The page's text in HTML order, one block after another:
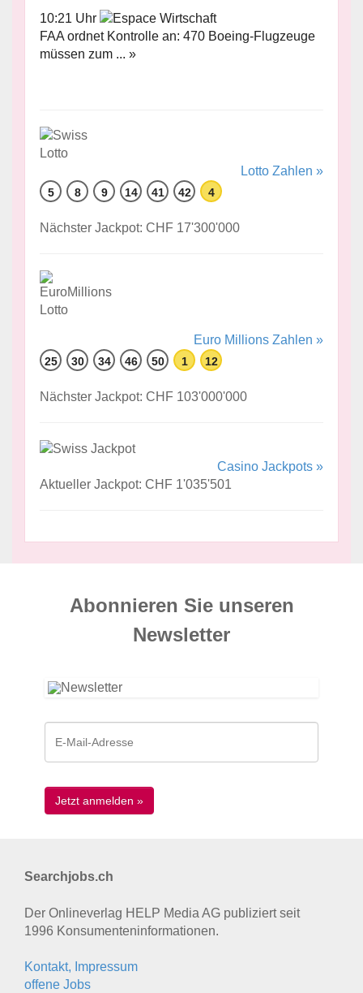
10:21 Uhr
FAA ordnet Kontrolle an: 470 Boeing-Flugzeuge
müssen zum ... »
Lotto Zahlen »
5 8 9 14 41 42 4
Nächster Jackpot: CHF 17'300'000
Euro Millions Zahlen »
25 30 34 46 50 1 12
Nächster Jackpot: CHF 103'000'000
Casino Jackpots »
Aktueller Jackpot: CHF 1'035'501
Abonnieren Sie unseren
News­letter
Searchjobs.ch
Der Onlineverlag HELP Media AG publiziert seit
1996 Konsumenten­informationen.
Kontakt, Impressum
offene Jobs